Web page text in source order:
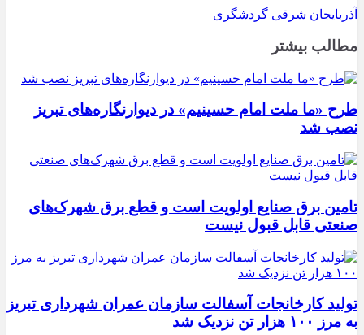
آذربایجان شرقی گردشگری
مطالب بیشتر
طرح «ما ملت امام حسینیم» در دیوارنگاره‌های تبریز
نصب شد
تامین برق صنایع اولویت است و قطع برق شهرک‌های
صنعتی قابل قبول نیست
تولید کارخانجات آسفالت سازمان عمران شهرداری تبریز
به مرز ۱۰۰ هزار تن نزدیک شد